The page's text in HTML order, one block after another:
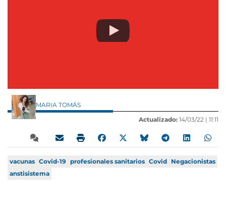
MARIA TOMÁS
Actualizado: 14/03/22 | 11:11
vacunas Covid-19 profesionales sanitarios Covid Negacionistas
anstisistema